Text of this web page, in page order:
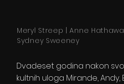
Meryl Streep | Anne
Sydney Sweeney
Dvadeset godina nakon
kultnih uloga Mirande, Andy,